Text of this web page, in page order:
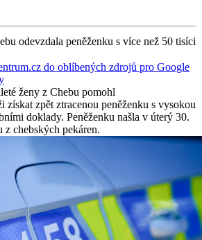
odevzdala peněženku s více než 50 tisíci
do oblíbených zdrojů pro Google
ženy z Chebu pomohl
získat zpět ztracenou peněženku s vysokou
doklady. Peněženku našla v úterý 30.
z chebských pekáren.